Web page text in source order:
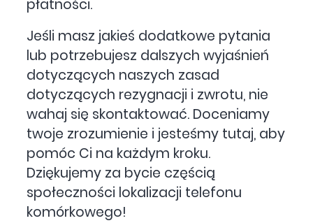
płatności.
Jeśli masz jakieś dodatkowe pytania
lub potrzebujesz dalszych wyjaśnień
dotyczących naszych zasad
dotyczących rezygnacji i zwrotu, nie
wahaj się skontaktować. Doceniamy
twoje zrozumienie i jesteśmy tutaj, aby
pomóc Ci na każdym kroku.
Dziękujemy za bycie częścią
społeczności lokalizacji telefonu
komórkowego!